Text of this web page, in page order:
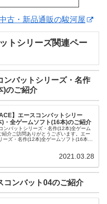
古・新品通販の駿河屋
トシリーズ関連ペー
ンバットシリーズ・名作
)のご紹介
ACE】エースコンバットシリー
)・全ゲームソフト(16本)のご紹介
ンバットシリーズ・名作(12本)全ゲーム
紹介ご訪問ありがとうございます。エー
ーズ・名作(12本)全ゲームソフト(16本)
2021.03.28
コンバット04のご紹介